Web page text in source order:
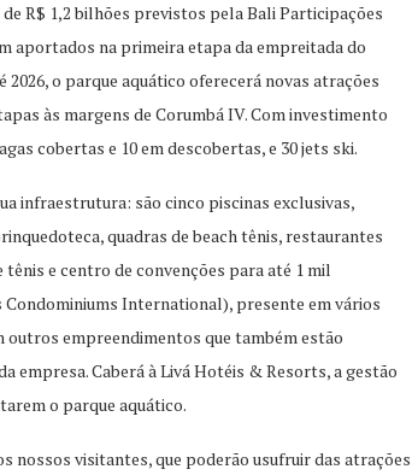
R$ 1,2 bilhões previstos pela Bali Participações
aportados na primeira etapa da empreitada do
o parque aquático oferecerá novas atrações
às margens de Corumbá IV. Com investimento
cobertas e 10 em descobertas, e 30 jets ski.
infraestrutura: são cinco piscinas exclusivas,
quadras de beach tênis, restaurantes
e centro de convenções para até 1 mil
International), presente em vários
empreendimentos que também estão
empresa. Caberá à Livá Hotéis & Resorts, a gestão
o parque aquático.
visitantes, que poderão usufruir das atrações